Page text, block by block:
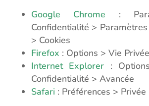
Google Chrome :
Confidentialité >
> Cookies
Firefox : Options > Vie Privée
Internet Explorer :
Confidentialité > Avancée
Safari : Préférences > Privée